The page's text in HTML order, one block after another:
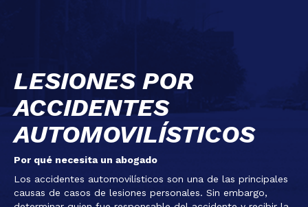
LESIONES POR
ACCIDENTES
AUTOMOVILÍSTICOS
Por qué necesita un abogado
Los accidentes automovilísticos son una de las principales
causas de casos de lesiones personales. Sin embargo,